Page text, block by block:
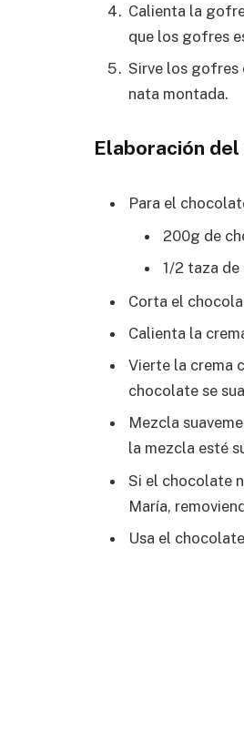
Calienta la
que los gofres
Sirve los gofres
nata montada.
Elaboración
Para el
200g de
1/2 taza de
Corta el
Calienta la
Vierte la crema
chocolate se
Mezcla
la mezcla esté
Si el chocolate
María,
Usa el